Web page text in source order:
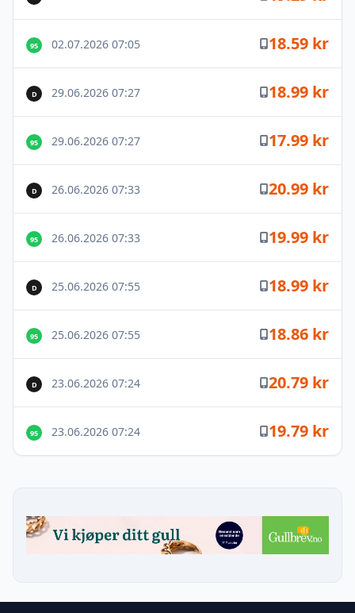
95 02.07.2026 07:05 18.59 kr
D 29.06.2026 07:27 18.99 kr
95 29.06.2026 07:27 17.99 kr
D 26.06.2026 07:33 20.99 kr
95 26.06.2026 07:33 19.99 kr
D 25.06.2026 07:55 18.99 kr
95 25.06.2026 07:55 18.86 kr
D 23.06.2026 07:24 20.79 kr
95 23.06.2026 07:24 19.79 kr